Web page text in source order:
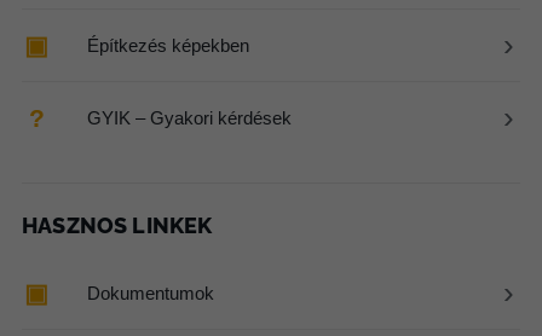
▣ Építkezés képekben ›
? GYIK – Gyakori kérdések ›
HASZNOS LINKEK
▣ Dokumentumok ›